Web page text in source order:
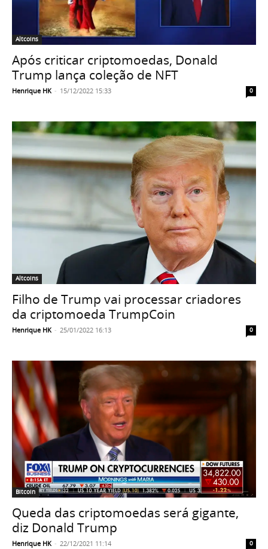
Altcoins
Após criticar criptomoedas, Donald
Trump lança coleção de NFT
Henrique HK - 15/12/2022 15:33 0
Altcoins
Filho de Trump vai processar criadores
da criptomoeda TrumpCoin
Henrique HK - 25/01/2022 16:13 0
Bitcoin
Queda das criptomoedas será gigante,
diz Donald Trump
Henrique HK - 22/12/2021 11:14 0